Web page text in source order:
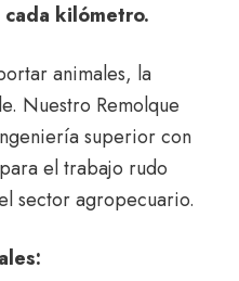
kilómetro.
animales, la
Nuestro Remolque
superior con
el trabajo rudo
sector agropecuario.